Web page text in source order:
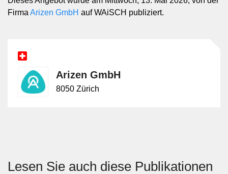
Firma Arizen GmbH auf WAiSCH publiziert.
Arizen GmbH
8050 Zürich
Lesen Sie auch diese Publikationen